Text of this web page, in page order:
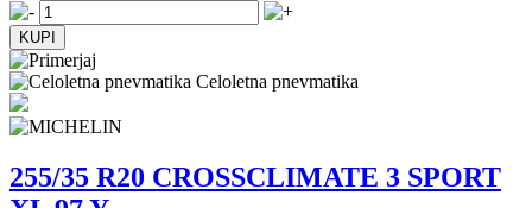
Celoletna pnevmatika
255/35 R20 CROSSCLIMATE 3 SPORT